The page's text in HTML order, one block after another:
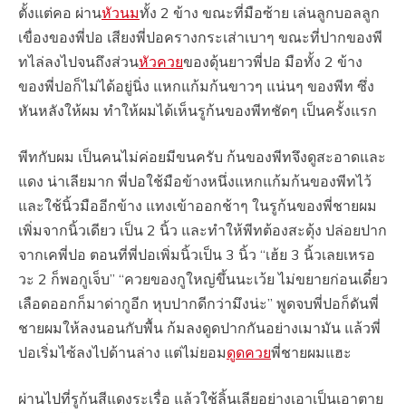
ตั้งแต่คอ ผ่านหัวนมทั้ง 2 ข้าง ขณะที่มือซ้าย เล่นลูกบอลลูก
เขื่องของพี่ปอ เสียงพี่ปอครางกระเส่าเบาๆ ขณะที่ปากของพี
ทไล่ลงไปจนถึงส่วนหัวควยของดุ้นยาวพี่ปอ มือทั้ง 2 ข้าง
ของพี่ปอก็ไม่ได้อยู่นิ่ง แหกแก้มก้นขาวๆ แน่นๆ ของพีท ซึ่ง
หันหลังให้ผม ทำให้ผมได้เห็นรูก้นของพีทชัดๆ เป็นครั้งแรก
พีทกับผม เป็นคนไม่ค่อยมีขนครับ ก้นของพีทจึงดูสะอาดและ
แดง น่าเลียมาก พี่ปอใช้มือข้างหนึ่งแหกแก้มก้นของพีทไว้
และใช้นิ้วมืออีกข้าง แทงเข้าออกช้าๆ ในรูก้นของพี่ชายผม
เพิ่มจากนิ้วเดียว เป็น 2 นิ้ว และทำให้พีทต้องสะดุ้ง ปล่อยปาก
จากเคพี่ปอ ตอนที่พี่ปอเพิ่มนิ้วเป็น 3 นิ้ว “เฮ้ย 3 นิ้วเลยเหรอ
วะ 2 ก็พอกูเจ็บ” “ควยของกูใหญ่ขึ้นนะเว้ย ไม่ขยายก่อนเดี๋ยว
เลือดออกก็มาด่ากูอีก หุบปากดีกว่ามึงน่ะ” พูดจบพี่ปอก็ดันพี่
ชายผมให้ลงนอนกับพื้น ก้มลงดูดปากกันอย่างเมามัน แล้วพี่
ปอเริ่มไซ้ลงไปด้านล่าง แต่ไม่ยอมดูดควยพี่ชายผมแฮะ
ผ่านไปที่รูก้นสีแดงระเรื่อ แล้วใช้ลิ้นเลียอย่างเอาเป็นเอาตาย